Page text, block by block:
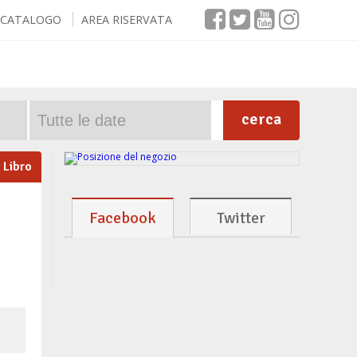
CATALOGO AREA RISERVATA
cerca
Libro
Facebook Twitter